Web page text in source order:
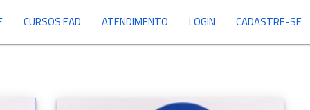
CURSOS EAD ATENDIMENTO LOGIN CADASTRE-SE